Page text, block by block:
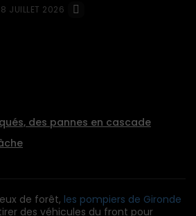
8 JUILLET 2026
de forêt, les pompiers de Gironde
des véhicules du front pour
des pannes en cascade